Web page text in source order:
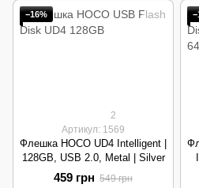
−16%
2
Артикул: 1569
Флешка HOCO UD4 Intelligent |
128GB, USB 2.0, Metal | Silver
459 грн 549 грн